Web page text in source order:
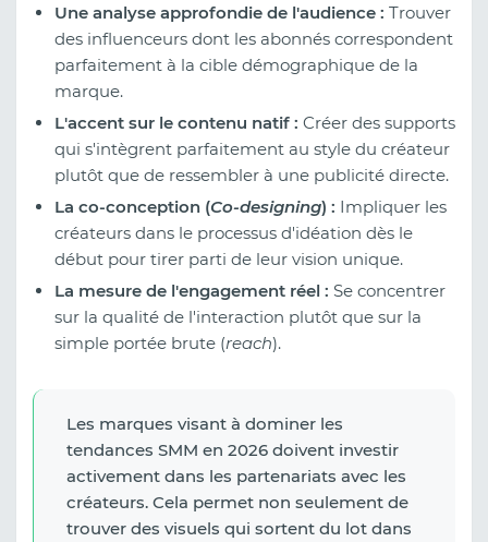
Une analyse approfondie de l'audience : Trouver
des influenceurs dont les abonnés correspondent
parfaitement à la cible démographique de la
marque.
L'accent sur le contenu natif : Créer des supports
qui s'intègrent parfaitement au style du créateur
plutôt que de ressembler à une publicité directe.
La co-conception (Co-designing) : Impliquer les
créateurs dans le processus d'idéation dès le
début pour tirer parti de leur vision unique.
La mesure de l'engagement réel : Se concentrer
sur la qualité de l'interaction plutôt que sur la
simple portée brute (reach).
Les marques visant à dominer les
tendances SMM en 2026 doivent investir
activement dans les partenariats avec les
créateurs. Cela permet non seulement de
trouver des visuels qui sortent du lot dans